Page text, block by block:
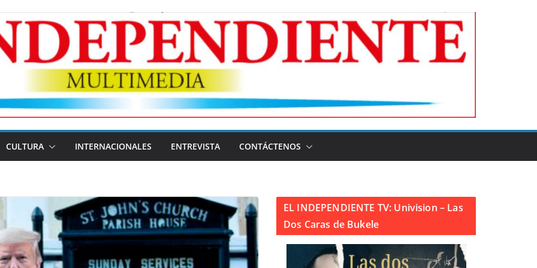
CULTURA INTERNACIONALES ENTREVISTA CONTÁCTENOS
EL INDEPENDIENTE TV: Univision – Las
Dos Caras de Bukele